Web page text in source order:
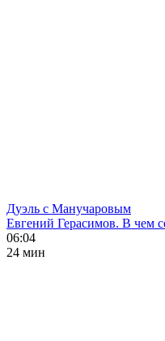
Дуэль с Манучаровым
Евгений Герасимов. В чем
06:04
24 мин